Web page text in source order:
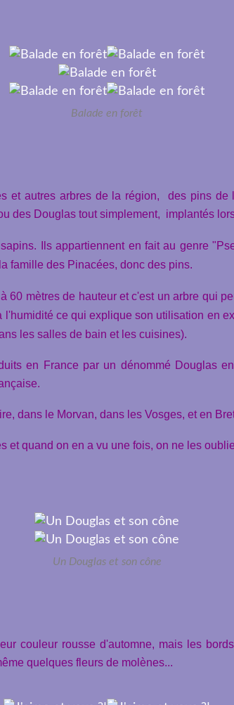
Balade en forêt
et autres arbres de la région, des pins de
des Douglas tout simplement, implantés
Ils appartiennent en fait au genre
famille des Pinacées, donc des pins.
60 mètres de hauteur et c'est un arbre qui
l'humidité ce qui explique son utilisation en
les salles de bain et les cuisines).
en France par un dénommé Douglas
dans le Morvan, dans les Vosges, et en
et quand on en a vu une fois, on ne les
Un Douglas et son cône
couleur rousse d'automne, mais les
quelques fleurs de molènes...